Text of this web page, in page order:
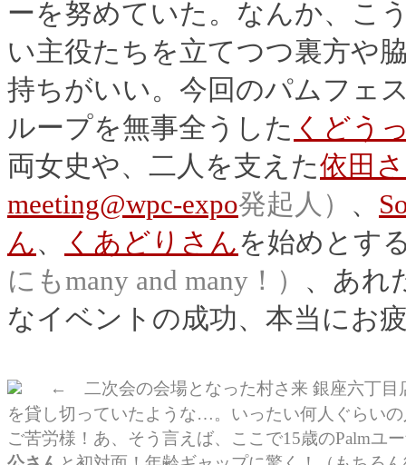
ーを努めていた。なんか、こ
い主役たちを立てつつ裏方や
持ちがいい。今回のパムフェ
ループを無事全うした くどう
両女史や、二人を支えた依田
meeting@wpc-expo発起人） 、
ん、 くあどりさんを始めとす
にもmany and many！） 、あれ
なイベントの成功、本当にお
← 二次会の会場となった村さ来 銀座六丁目
を貸し切っていたような…。いったい何人ぐらい
ご苦労様！あ、そう言えば、ここで15歳のPalmユ